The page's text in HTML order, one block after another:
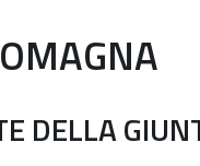
DELLA